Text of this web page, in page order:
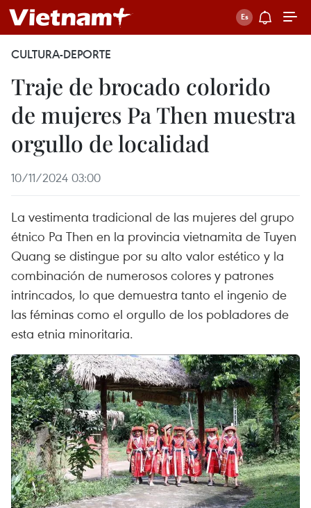
CULTURA-DEPORTE
Traje de brocado colorido
de mujeres Pa Then muestra
orgullo de localidad
10/11/2024 03:00
La vestimenta tradicional de las mujeres del grupo
étnico Pa Then en la provincia vietnamita de Tuyen
Quang se distingue por su alto valor estético y la
combinación de numerosos colores y patrones
intrincados, lo que demuestra tanto el ingenio de
las féminas como el orgullo de los pobladores de
esta etnia minoritaria.